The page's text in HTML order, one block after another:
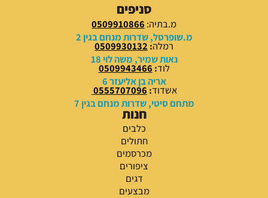
סניפים
מ.בתיה: 0509910866
מ.שופרסל, שדרות מנחם בגין 2
רמלה:
0509930132
נאות שמיר, משה לוי 18
לוד:
0509943466
אריה בן אליעזר 6
אשדוד:
0555707096
מתחם סיטי, שדרות מנחם בגין 7
חנות
כלבים
חתולים
מכרסמים
ציפורים
דגים
מבצעים